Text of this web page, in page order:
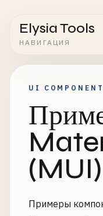
Elysia Tools
НАВИГАЦИЯ
UI
(MUI)
Примеры